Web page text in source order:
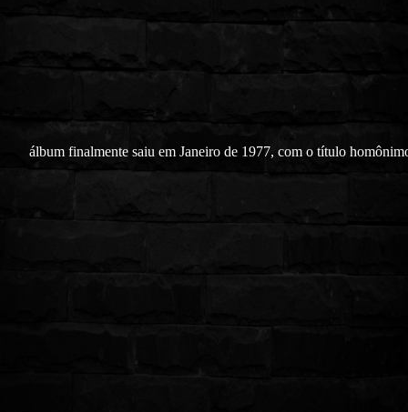
álbum finalmente saiu em Janeiro de 1977, com o título